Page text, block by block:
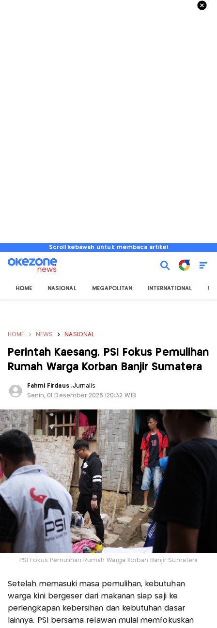
Scroll kebawah untuk membaca artikel
HOME NASIONAL MEGAPOLITAN INTERNATIONAL
HOME NEWS NASIONAL
Perintah Kaesang, PSI Fokus Pemulihan
Rumah Warga Korban Banjir Sumatera
Fahmi Firdaus ,Jurnalis
Senin, 01 Desember 2025 |20:32 WIB
PSI Fokus Pemulihan Rumah Warga Korban Banjir Sumatera
Setelah memasuki masa pemulihan, kebutuhan
warga kini bergeser dari makanan siap saji ke
perlengkapan kebersihan dan kebutuhan dasar
lainnya. PSI bersama relawan mulai memfokuskan